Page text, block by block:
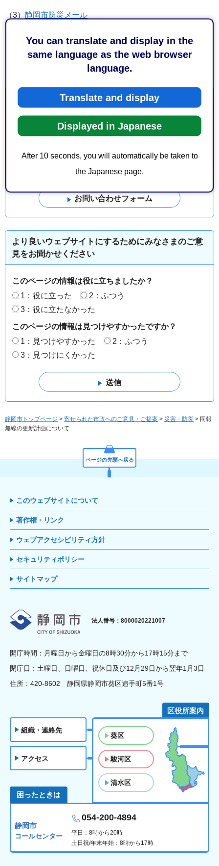
You can translate and display in the
same language as the web browser
language.
Translate and display
Displayed in Japanese
After 10 seconds, you will automatically be taken to
the Japanese page.
（3） 静岡市防災メール
登録方法：上記リンク先に記載
提供情報：地震関連情報や気象警報、避難指示等の防
災情報をメールにて通知
お問い合わせ
危機管理局危機管理課情報・施設係
電話番号：054-221-1243
ファックス番号：054-251-5783
より良いウェブサイトにするためにみなさまのご意
見をお聞かせください
このページの情報は役に立ちましたか？
1：役に立った
2：ふつう
3：役に立たなかった
このページの情報は見つけやすかったですか？
1：見つけやすかった
2：ふつう
3：見つけにくかった
静岡市トップページ > 寄せられた市政へのご意見・ご提案 > 災害・防災 > 同報
無線の更新計画について
ページの先頭へ戻る
このウェブサイトについて
著作権・リンク
ウェブアクセシビリティ方針
セキュリティポリシー
サイトマップ
静岡市
法人番号：8000020221007
開庁時間：月曜日から金曜日の8時30分から17時15分まで
閉庁日：土曜日、日曜日、祝休日及び12月29日から翌年1月3日
住所：420-8602 静岡県静岡市葵区追手町5番1号
組織・連絡先
アクセス
区役所案内
葵区
駿河区
清水区
困ったときは
静岡市
コールセンター
054-200-4894
平日：8時から20時
土日祝/年末年始：8時から17時